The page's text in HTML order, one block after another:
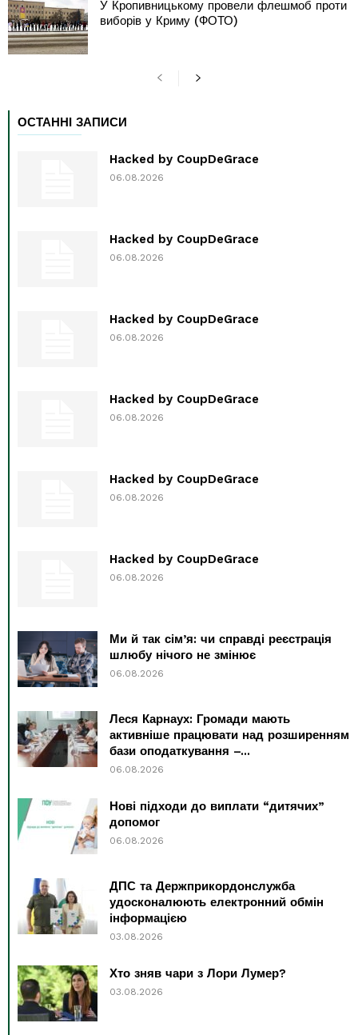
У Кропивницькому провели флешмоб проти
виборів у Криму (ФОТО)
ОСТАННІ ЗАПИСИ
Hacked by CoupDeGrace
06.08.2026
Hacked by CoupDeGrace
06.08.2026
Hacked by CoupDeGrace
06.08.2026
Hacked by CoupDeGrace
06.08.2026
Hacked by CoupDeGrace
06.08.2026
Hacked by CoupDeGrace
06.08.2026
Ми й так сім’я: чи справді реєстрація
шлюбу нічого не змінює
06.08.2026
Леся Карнаух: Громади мають
активніше працювати над розширенням
бази оподаткування –...
06.08.2026
Нові підходи до виплати “дитячих”
допомог
06.08.2026
ДПС та Держприкордонслужба
удосконалюють електронний обмін
інформацією
03.08.2026
Хто зняв чари з Лори Лумер?
03.08.2026